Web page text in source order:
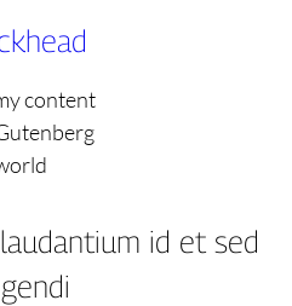
content
id et sed